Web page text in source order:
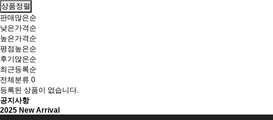
상품정렬
판매많은순
낮은가격순
높은가격순
평점높은순
후기많은순
최근등록순
전체분류 0
등록된 상품이 없습니다.
공지사항
2025 New Arrival